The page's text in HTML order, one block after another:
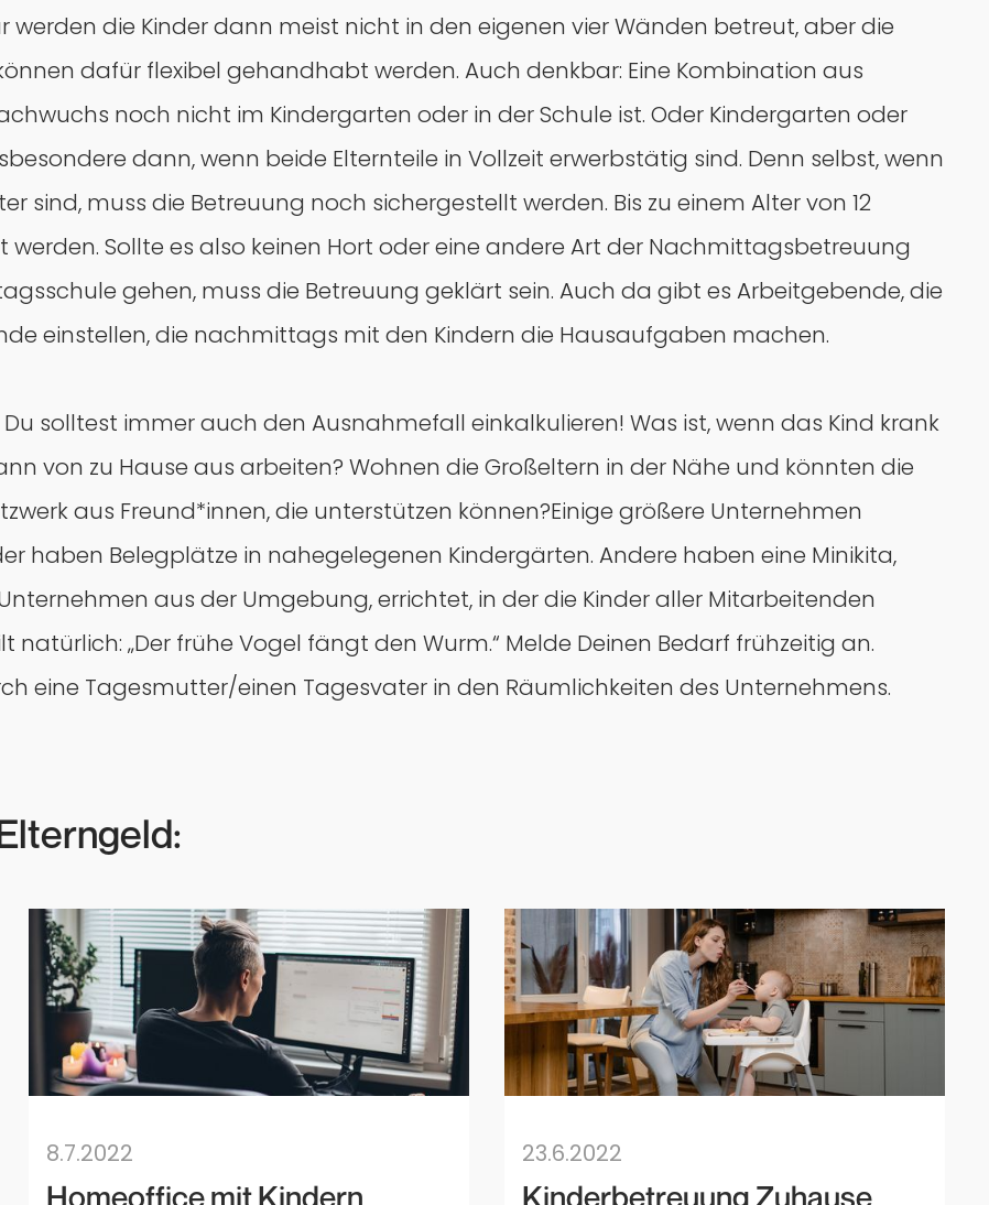
werden die Kinder dann meist nicht in den eigenen vier Wänden betreut, aber die
dafür flexibel gehandhabt werden. Auch denkbar: Eine Kombination aus
noch nicht im Kindergarten oder in der Schule ist. Oder Kindergarten oder
dann, wenn beide Elternteile in Vollzeit erwerbstätig sind. Denn selbst, wenn
sind, muss die Betreuung noch sichergestellt werden. Bis zu einem Alter von 12
Sollte es also keinen Hort oder eine andere Art der Nachmittagsbetreuung
gehen, muss die Betreuung geklärt sein. Auch da gibt es Arbeitgebende, die
einstellen, die nachmittags mit den Kindern die Hausaufgaben machen.
solltest immer auch den Ausnahmefall einkalkulieren! Was ist, wenn das Kind krank
von zu Hause aus arbeiten? Wohnen die Großeltern in der Nähe und könnten die
aus Freund*innen, die unterstützen können?Einige größere Unternehmen
haben Belegplätze in nahegelegenen Kindergärten. Andere haben eine Minikita,
aus der Umgebung, errichtet, in der die Kinder aller Mitarbeitenden
„Der frühe Vogel fängt den Wurm.“ Melde Deinen Bedarf frühzeitig an.
eine Tagesmutter/einen Tagesvater in den Räumlichkeiten des Unternehmens.
8.7.2022
Homeoffice mit Kindern
23.6.2022
Kinderbetreuung Zuhause